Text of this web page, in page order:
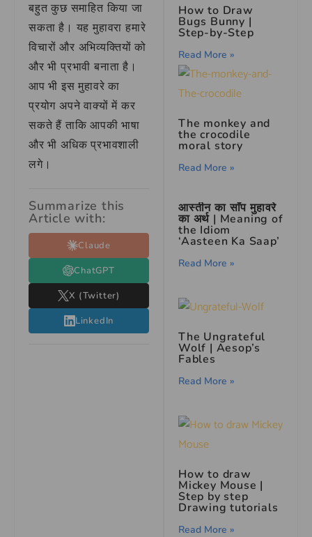
बहुत कुछ समाहित किया जा
सकता है। यह मुहावरा हमारे
विचारों और अभिव्यक्तियों को
और भी प्रभावी बनाता है।
आप भी इस मुहावरे का
प्रयोग अपने वाक्यों में कर
सकते हैं ताकि आपकी भाषा
और भी अधिक प्रभावशाली
लगे।
Summarize this
Article with:
Claude
ChatGPT
X (Twitter)
LinkedIn
How to Draw
Bugs Bunny |
Step-by-Step
Read More »
The monkey and
the crocodile
moral story
Read More »
आस्तीन का साँप मुहावरे
का अर्थ | Meaning of
the Idiom
‘Aasteen Ka Saap’
Read More »
The Ungrateful
Wolf | Aesop’s
Fables
Read More »
How to draw
Mickey Mouse |
Step by step
Drawing tutorials
Read More »